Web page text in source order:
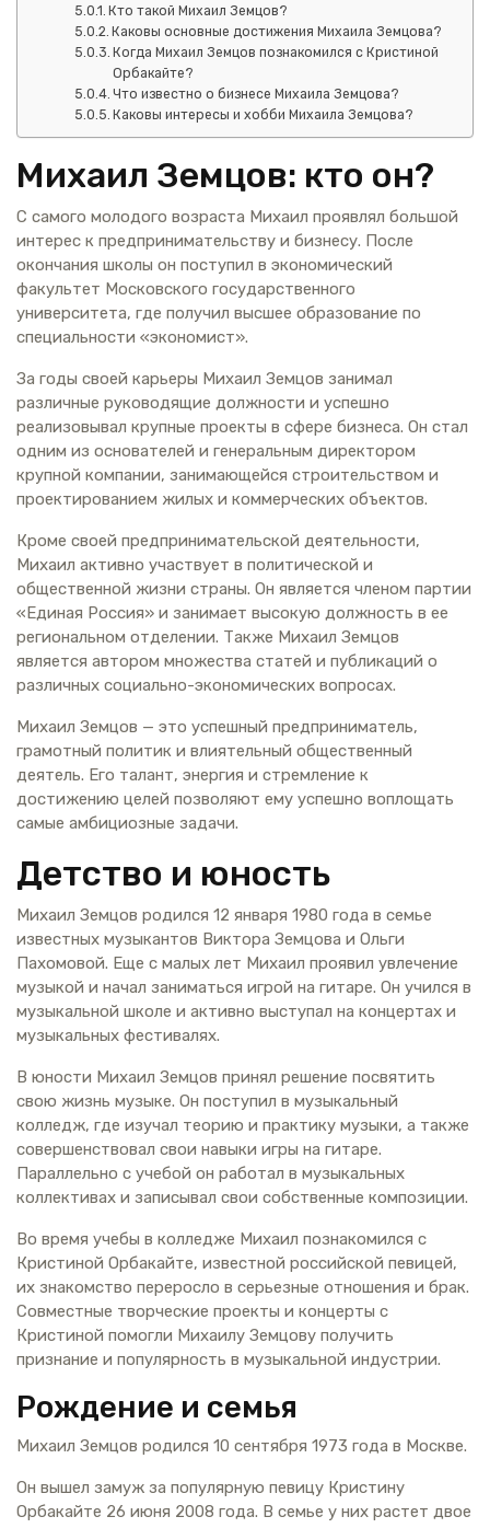
Кто такой Михаил Земцов?
Каковы основные достижения Михаила Земцова?
Когда Михаил Земцов познакомился с Кристиной
Орбакайте?
Что известно о бизнесе Михаила Земцова?
Каковы интересы и хобби Михаила Земцова?
Михаил Земцов: кто он?
С самого молодого возраста Михаил проявлял большой
интерес к предпринимательству и бизнесу. После
окончания школы он поступил в экономический
факультет Московского государственного
университета, где получил высшее образование по
специальности «экономист».
За годы своей карьеры Михаил Земцов занимал
различные руководящие должности и успешно
реализовывал крупные проекты в сфере бизнеса. Он стал
одним из основателей и генеральным директором
крупной компании, занимающейся строительством и
проектированием жилых и коммерческих объектов.
Кроме своей предпринимательской деятельности,
Михаил активно участвует в политической и
общественной жизни страны. Он является членом партии
«Единая Россия» и занимает высокую должность в ее
региональном отделении. Также Михаил Земцов
является автором множества статей и публикаций о
различных социально-экономических вопросах.
Михаил Земцов — это успешный предприниматель,
грамотный политик и влиятельный общественный
деятель. Его талант, энергия и стремление к
достижению целей позволяют ему успешно воплощать
самые амбициозные задачи.
Детство и юность
Михаил Земцов родился 12 января 1980 года в семье
известных музыкантов Виктора Земцова и Ольги
Пахомовой. Еще с малых лет Михаил проявил увлечение
музыкой и начал заниматься игрой на гитаре. Он учился в
музыкальной школе и активно выступал на концертах и
музыкальных фестивалях.
В юности Михаил Земцов принял решение посвятить
свою жизнь музыке. Он поступил в музыкальный
колледж, где изучал теорию и практику музыки, а также
совершенствовал свои навыки игры на гитаре.
Параллельно с учебой он работал в музыкальных
коллективах и записывал свои собственные композиции.
Во время учебы в колледже Михаил познакомился с
Кристиной Орбакайте, известной российской певицей,
их знакомство переросло в серьезные отношения и брак.
Совместные творческие проекты и концерты с
Кристиной помогли Михаилу Земцову получить
признание и популярность в музыкальной индустрии.
Рождение и семья
Михаил Земцов родился 10 сентября 1973 года в Москве.
Он вышел замуж за популярную певицу Кристину
Орбакайте 26 июня 2008 года. В семье у них растет двое